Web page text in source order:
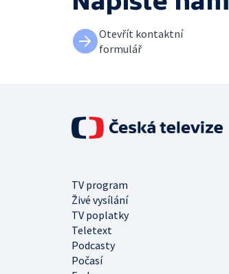
Otevřít kontaktní
formulář
TV program
Živé vysílání
TV poplatky
Teletext
Podcasty
Počasí